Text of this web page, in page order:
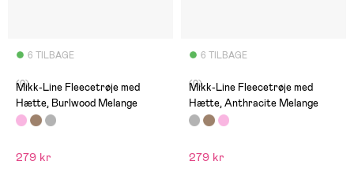
6 TILBAGE
(0)
Mikk-Line Fleecetrøje med
Hætte, Burlwood Melange
279 kr
6 TILBAGE
(0)
Mikk-Line Fleecetrøje med
Hætte, Anthracite Melange
279 kr